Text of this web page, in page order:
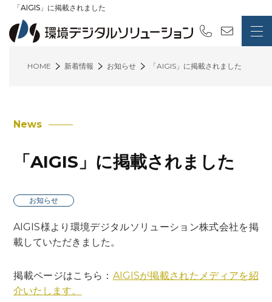
「AIGIS」に掲載されました
HOME 新着情報 お知らせ 「AIGIS」に掲載されました
News
「AIGIS」に掲載されました
お知らせ
AIGIS様より環境デジタルソリューション株式会社を掲
載していただきました。
掲載ページはこちら： AIGISが掲載されたメディアを紹
介いたします。